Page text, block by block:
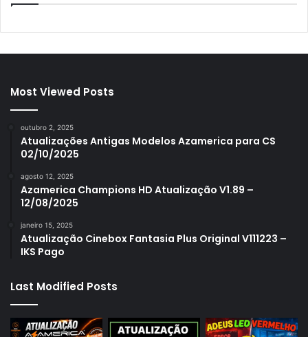
Most Viewed Posts
outubro 2, 2025
Atualizações Antigas Modelos Azamerica para CS
02/10/2025
agosto 12, 2025
Azamerica Champions HD Atualização V1.89 –
12/08/2025
janeiro 15, 2025
Atualização Cinebox Fantasia Plus Original V111223 –
IKS Pago
Last Modified Posts